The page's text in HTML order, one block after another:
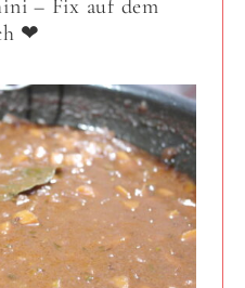
– Fix auf dem
❤